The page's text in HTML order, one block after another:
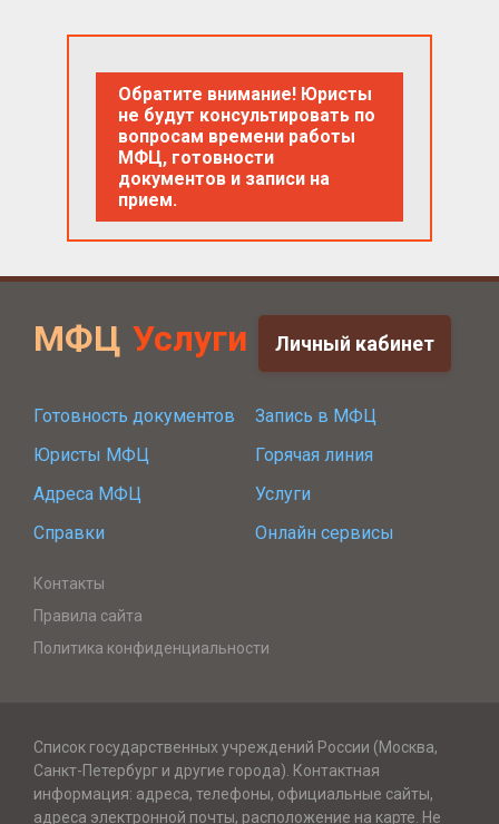
Обратите внимание! Юристы
не будут консультировать по
вопросам времени работы
МФЦ, готовности
документов и записи на
прием.
МФЦ Услуги Личный кабинет
Готовность документов
Запись в МФЦ
Юристы МФЦ
Горячая линия
Адреса МФЦ
Услуги
Справки
Онлайн сервисы
Контакты
Правила сайта
Политика конфиденциальности
Список государственных учреждений России (Москва,
Санкт-Петербург и другие города). Контактная
информация: адреса, телефоны, официальные сайты,
адреса электронной почты, расположение на карте. Не